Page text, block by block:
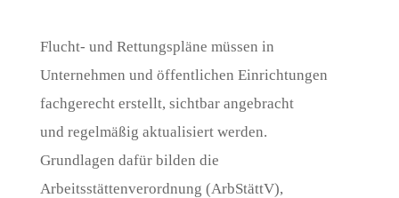
Flucht- und Rettungspläne müssen in
Unternehmen und öffentlichen Einrichtungen
fachgerecht erstellt, sichtbar angebracht
und regelmäßig aktualisiert werden.
Grundlagen dafür bilden die
Arbeitsstättenverordnung (ArbStättV),